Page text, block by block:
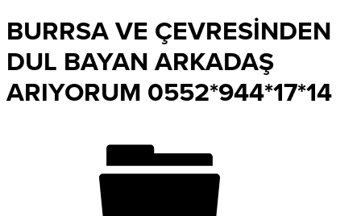
BURRSA VE ÇEVRESİNDEN
DUL BAYAN ARKADAŞ
ARIYORUM 0552*944*17*14